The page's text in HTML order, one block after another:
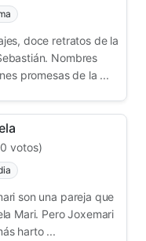
doce retratos de la
Nombres
promesas de la ...
votos)
son una pareja que
Mari. Pero Joxemari
harto ...